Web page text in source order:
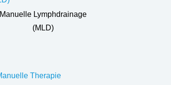
Manuelle Lymphdrainage
(MLD)